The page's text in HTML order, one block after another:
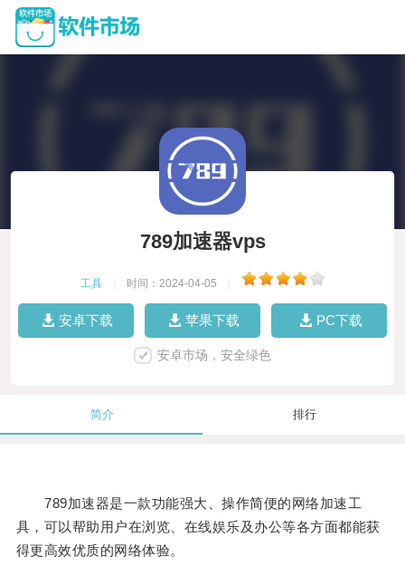
789加速器vps
工具 时间：2024-04-05
安卓下载 苹果下载 PC下载
安卓市场，安全绿色
简介 排行
789加速器是一款功能强大、操作简便的网络加速工
具，可以帮助用户在浏览、在线娱乐及办公等各方面都能获
得更高效优质的网络体验。